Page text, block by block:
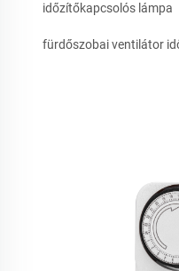
időzítőkapcsolós lámpa
fürdőszobai ventilátor